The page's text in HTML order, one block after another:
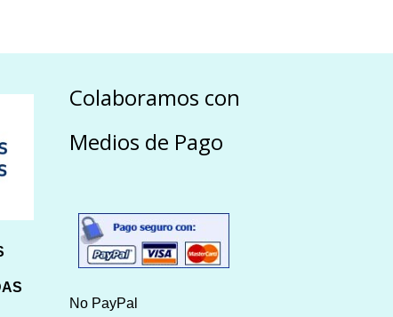
Colaboramos con
Medios de Pago
No PayPal